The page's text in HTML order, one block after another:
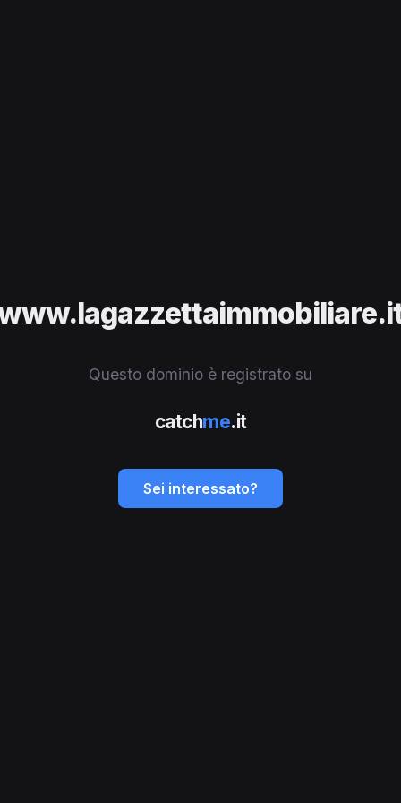
Questo dominio è registrato su
catchme.it
Sei interessato?